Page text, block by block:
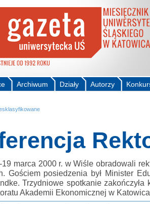
Autorzy
Działy
Archiwum
marca 2000 r. w Wiśle obradowali
Gościem posiedzenia był Minister
Trzydniowe spotkanie
Akademii Ekonomicznej w